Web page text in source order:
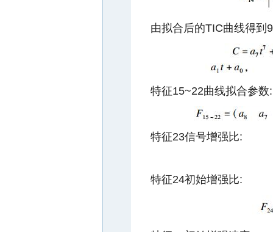
由拟合后的TIC曲线得到
特征15~22曲线拟合参数:
特征23信号增强比:
特征24初始增强比: